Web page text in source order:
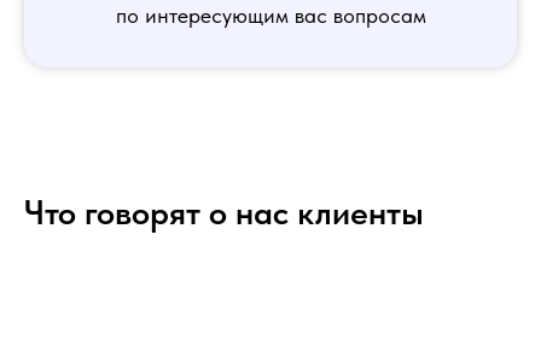
по интересующим вас вопросам
Что говорят о нас клиенты